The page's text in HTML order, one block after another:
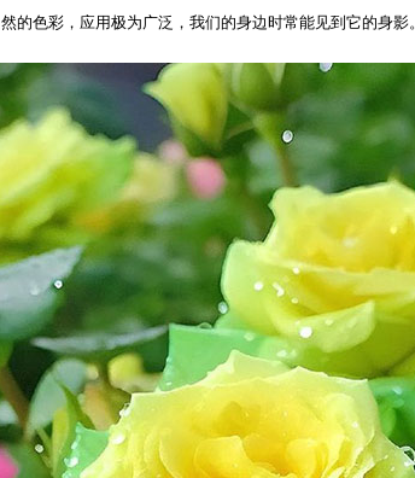
色彩，应用极为广泛，我们的身边时常能见到它的身影。